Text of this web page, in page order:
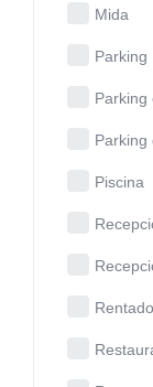
Mida
Parking
Parking
Parking
Piscina